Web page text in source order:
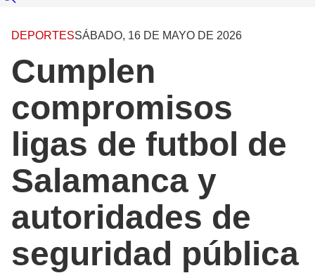
DEPORTESSÁBADO, 16 DE MAYO DE 2026
Cumplen
compromisos
ligas de futbol de
Salamanca y
autoridades de
seguridad pública